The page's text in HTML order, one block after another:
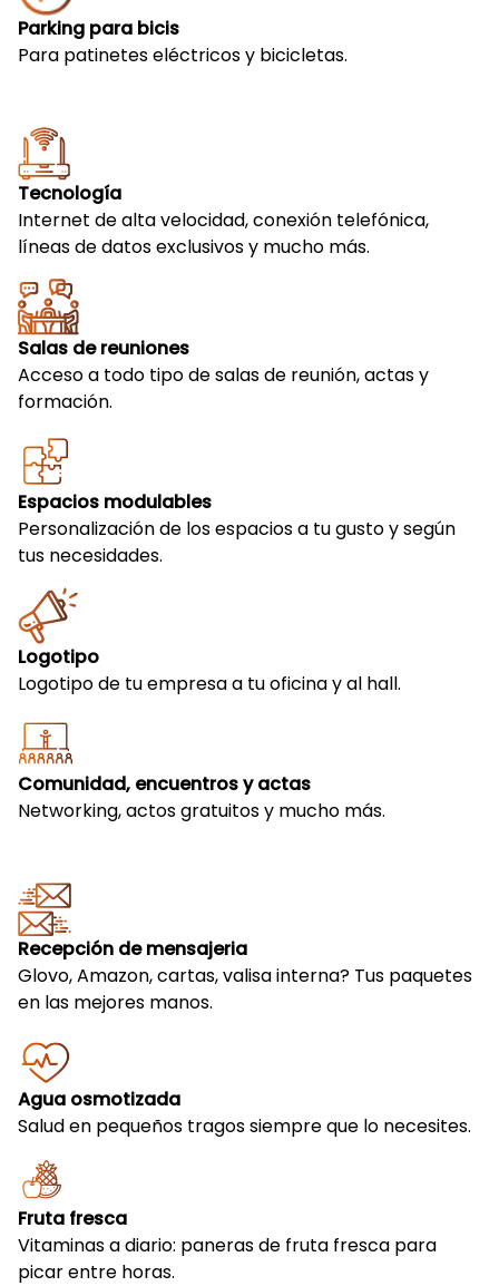
Parking para bicis
Para patinetes eléctricos y bicicletas.
Tecnología
Internet de alta velocidad, conexión telefónica,
líneas de datos exclusivos y mucho más.
Salas de reuniones
Acceso a todo tipo de salas de reunión, actas y
formación.
Espacios modulables
Personalización de los espacios a tu gusto y según
tus necesidades.
Logotipo
Logotipo de tu empresa a tu oficina y al hall.
Comunidad, encuentros y actas
Networking, actos gratuitos y mucho más.
Recepción de mensajeria
Glovo, Amazon, cartas, valisa interna? Tus paquetes
en las mejores manos.
Agua osmotizada
Salud en pequeños tragos siempre que lo necesites.
Fruta fresca
Vitaminas a diario: paneras de fruta fresca para
picar entre horas.